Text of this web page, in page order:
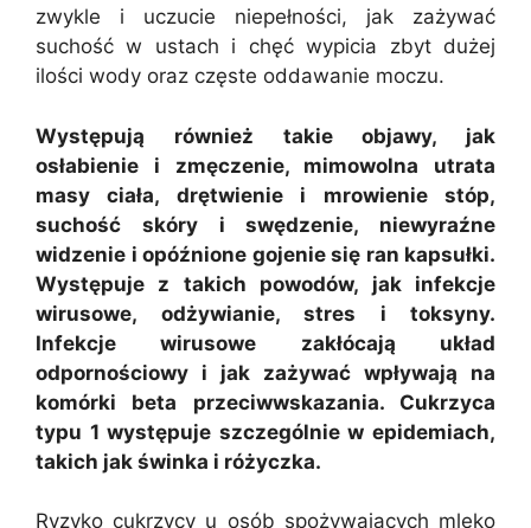
zwykle i uczucie niepełności, jak zażywać
suchość w ustach i chęć wypicia zbyt dużej
ilości wody oraz częste oddawanie moczu.
Występują również takie objawy, jak
osłabienie i zmęczenie, mimowolna utrata
masy ciała, drętwienie i mrowienie stóp,
suchość skóry i swędzenie, niewyraźne
widzenie i opóźnione gojenie się ran kapsułki.
Występuje z takich powodów, jak infekcje
wirusowe, odżywianie, stres i toksyny.
Infekcje wirusowe zakłócają układ
odpornościowy i jak zażywać wpływają na
komórki beta przeciwwskazania. Cukrzyca
typu 1 występuje szczególnie w epidemiach,
takich jak świnka i różyczka.
Ryzyko cukrzycy u osób spożywających mleko